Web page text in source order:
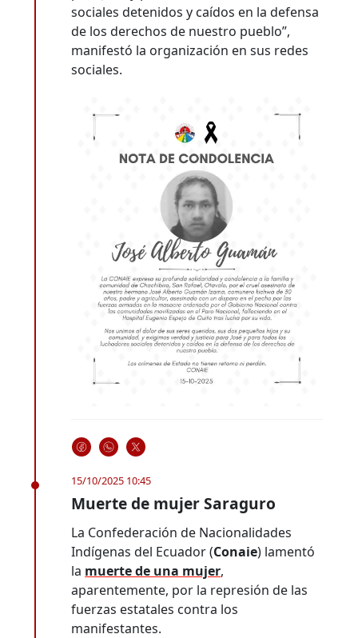
sociales detenidos y caídos en la defensa
de los derechos de nuestro pueblo”,
manifestó la organización en sus redes
sociales.
15/10/2025 10:45
Muerte de mujer Saraguro
La Confederación de Nacionalidades
Indígenas del Ecuador (Conaie) lamentó
la muerte de una mujer,
aparentemente, por la represión de las
fuerzas estatales contra los
manifestantes.